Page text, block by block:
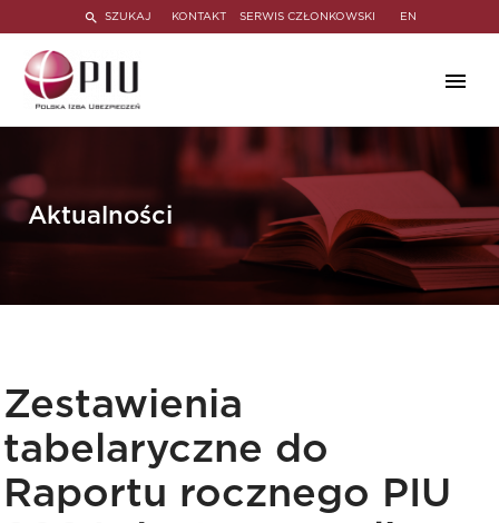
SZUKAJ KONTAKT SERWIS CZŁONKOWSKI EN
Aktualności
Zestawienia
tabelaryczne do
Raportu rocznego PIU